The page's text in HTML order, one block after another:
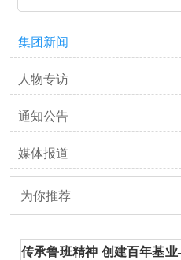
集团新闻
人物专访
通知公告
媒体报道
为你推荐
传承鲁班精神 创建百年基